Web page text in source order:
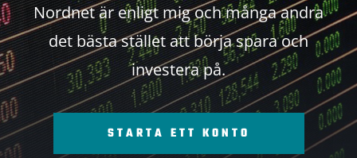
Nordnet är enligt mig och många andra
det bästa stället att börja spara och
investera på.
STARTA ETT KONTO